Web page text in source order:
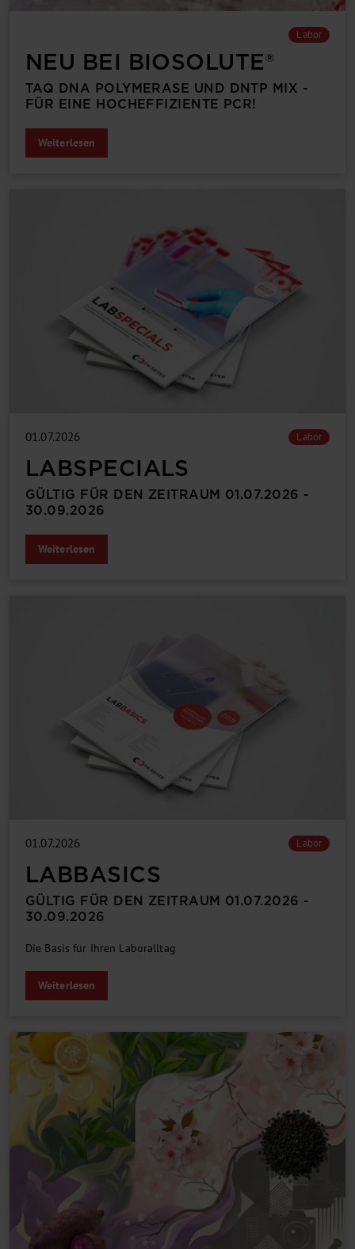
Labor
NEU BEI BIOSOLUTE®
TAQ DNA POLYMERASE UND DNTP MIX -
FÜR EINE HOCHEFFIZIENTE PCR!
Weiterlesen
01.07.2026 Labor
LABSPECIALS
GÜLTIG FÜR DEN ZEITRAUM 01.07.2026 -
30.09.2026
Weiterlesen
01.07.2026 Labor
LABBASICS
GÜLTIG FÜR DEN ZEITRAUM 01.07.2026 -
30.09.2026
Die Basis für Ihren Laboralltag
Weiterlesen